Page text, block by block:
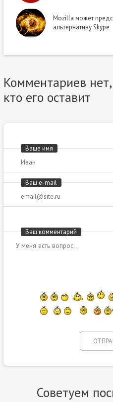
Mozilla может
альтернативу Skype
Комментариев
кто его оставит
Ваше имя
Ваш e-mail
Ваш комментарий
Советуем